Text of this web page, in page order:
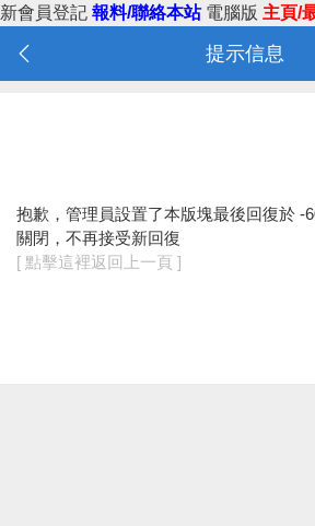
新會員登記 報料/聯絡本站 電腦版 主頁/
提示信息
抱歉，管理員設置了本版塊最後回復於 -
關閉，不再接受新回復
[ 點擊這裡返回上一頁 ]